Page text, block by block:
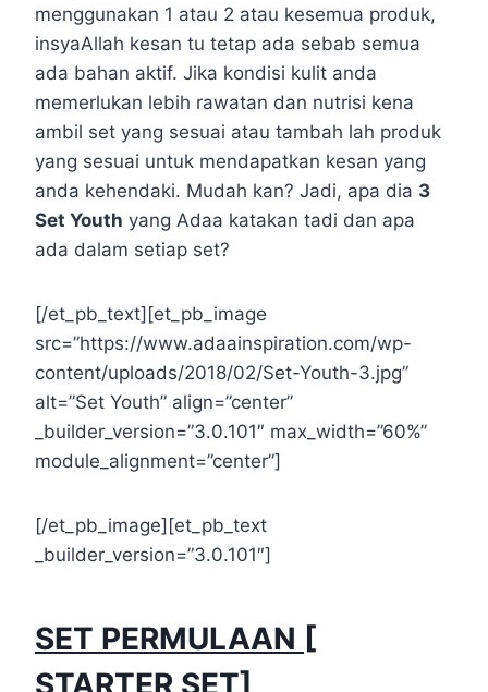
menggunakan 1 atau 2 atau kesemua produk,
insyaAllah kesan tu tetap ada sebab semua
ada bahan aktif. Jika kondisi kulit anda
memerlukan lebih rawatan dan nutrisi kena
ambil set yang sesuai atau tambah lah produk
yang sesuai untuk mendapatkan kesan yang
anda kehendaki. Mudah kan? Jadi, apa dia 3
Set Youth yang Adaa katakan tadi dan apa
ada dalam setiap set?
[/et_pb_text][et_pb_image
src=”https://www.adaainspiration.com/wp-
content/uploads/2018/02/Set-Youth-3.jpg”
alt=”Set Youth” align=”center”
_builder_version=”3.0.101″ max_width=”60%”
module_alignment=”center”]
[/et_pb_image][et_pb_text
_builder_version=”3.0.101″]
SET PERMULAAN [
STARTER SET]